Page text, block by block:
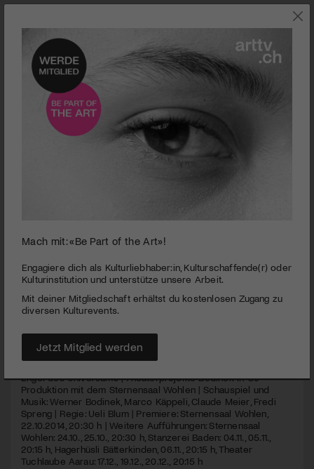
seconds
minutes,
seconds
Engel des Universums
PUBLIZIERT AM 22. OKTOBER 2014
Wahnsinn an? In diesem irrwitzigen Stück stehen die
Geschichten von Aussenseitern im Zentrum.
MEHR
Engel des Universums | Theaterprojekte Bodinek in Co-
Produktion mit dem Sternensaal Wohlen | Schauspiel und
Musik: Werner Bodinek, Marco Käppeli, Claude Meier, Fredi
Spreng | Regie: Ueli Blum | Premiere: Sternensaal Wohlen,
22.10.2014, 20:30 h | Weitere Aufführungen: Sternensaal
Wohlen: 24.10., 25.10., 20:30 h, Stanzerei Baden: 04.11., 05.11.,
20:15 h, Hagerhüsli Bätterkinden, 06.11., 20:15 h, Theater
Tuchlaube Aarau: 17.12., 19.12., 20.12., 20:15 h
Mach mit: «Be Part of the Art»!
Engagiere dich als Kulturliebhaber:in, Kulturschaffende(r) oder
Kulturinstitution und unterstütze unsere Arbeit.
Mit deiner Mitgliedschaft erhältst du kostenlosen Zugang zu
diversen Kulturevents.
Jetzt Mitglied werden